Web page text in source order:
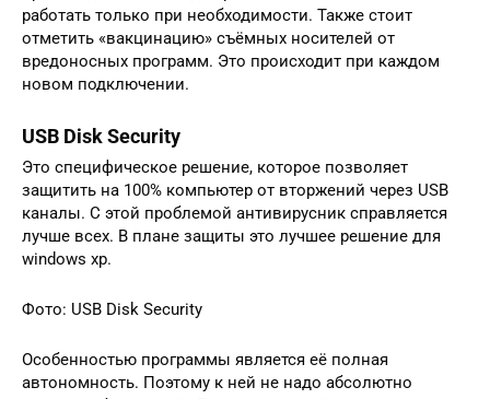
работать только при необходимости. Также стоит
отметить «вакцинацию» съёмных носителей от
вредоносных программ. Это происходит при каждом
новом подключении.
USB Disk Security
Это специфическое решение, которое позволяет
защитить на 100% компьютер от вторжений через USB
каналы. С этой проблемой антивирусник справляется
лучше всех. В плане защиты это лучшее решение для
windows xp.
Фото: USB Disk Security
Особенностью программы является её полная
автономность. Поэтому к ней не надо абсолютно